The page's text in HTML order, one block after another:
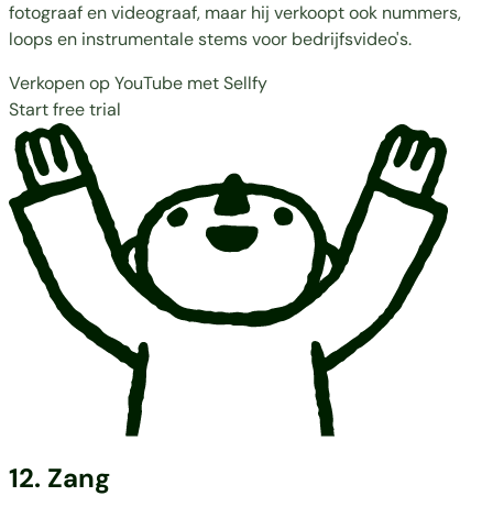
fotograaf en videograaf, maar hij verkoopt ook nummers,
loops en instrumentale stems voor bedrijfsvideo's.
Verkopen op YouTube met Sellfy
Start free trial
12. Zang